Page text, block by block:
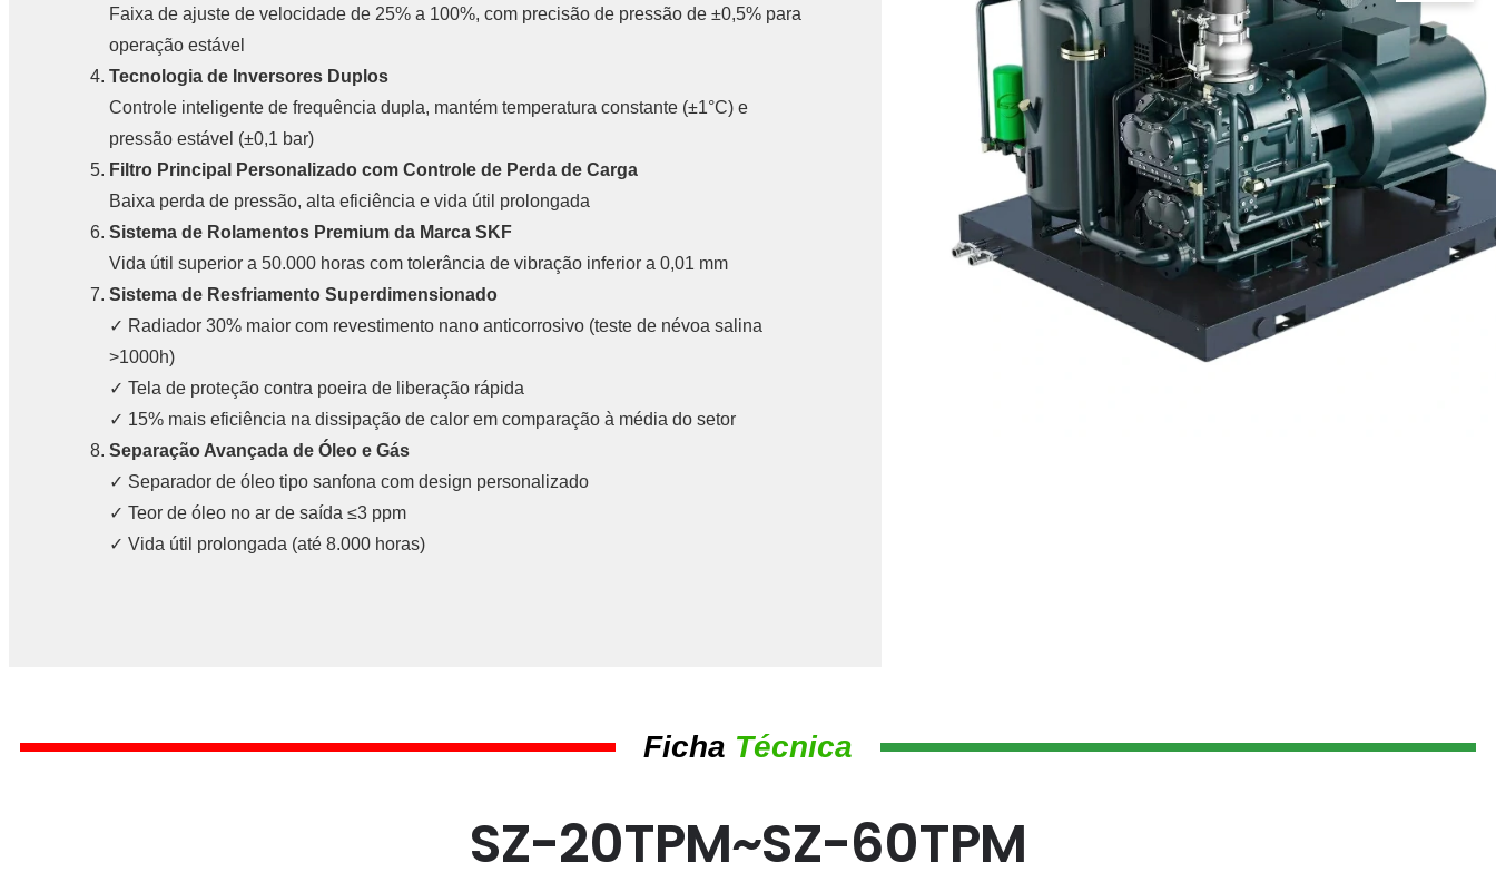
Faixa de ajuste de velocidade de 25% a 100%, com precisão de pressão de ±0,5% para
operação estável
Tecnologia de Inversores Duplos
Controle inteligente de frequência dupla, mantém temperatura constante (±1°C) e
pressão estável (±0,1 bar)
Filtro Principal Personalizado com Controle de Perda de Carga
Baixa perda de pressão, alta eficiência e vida útil prolongada
Sistema de Rolamentos Premium da Marca SKF
Vida útil superior a 50.000 horas com tolerância de vibração inferior a 0,01 mm
Sistema de Resfriamento Superdimensionado
✓ Radiador 30% maior com revestimento nano anticorrosivo (teste de névoa salina
>1000h)
✓ Tela de proteção contra poeira de liberação rápida
✓ 15% mais eficiência na dissipação de calor em comparação à média do setor
Separação Avançada de Óleo e Gás
✓ Separador de óleo tipo sanfona com design personalizado
✓ Teor de óleo no ar de saída ≤3 ppm
✓ Vida útil prolongada (até 8.000 horas)
Ficha Técnica
SZ-20TPM~SZ-60TPM